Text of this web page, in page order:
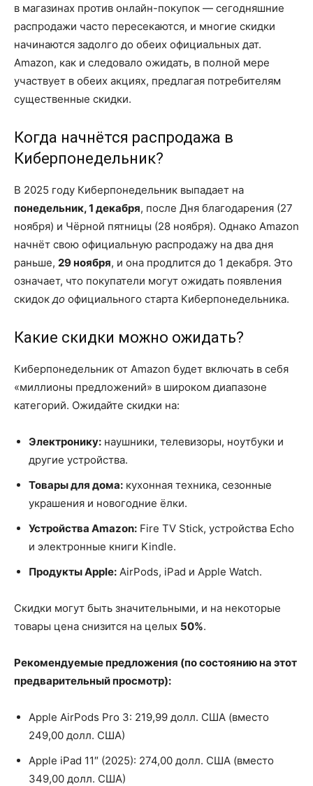
в магазинах против онлайн-покупок — сегодняшние
распродажи часто пересекаются, и многие скидки
начинаются задолго до обеих официальных дат.
Amazon, как и следовало ожидать, в полной мере
участвует в обеих акциях, предлагая потребителям
существенные скидки.
Когда начнётся распродажа в
Киберпонедельник?
В 2025 году Киберпонедельник выпадает на
понедельник, 1 декабря, после Дня благодарения (27
ноября) и Чёрной пятницы (28 ноября). Однако Amazon
начнёт свою официальную распродажу на два дня
раньше, 29 ноября, и она продлится до 1 декабря. Это
означает, что покупатели могут ожидать появления
скидок до официального старта Киберпонедельника.
Какие скидки можно ожидать?
Киберпонедельник от Amazon будет включать в себя
«миллионы предложений» в широком диапазоне
категорий. Ожидайте скидки на:
Электронику: наушники, телевизоры, ноутбуки и
другие устройства.
Товары для дома: кухонная техника, сезонные
украшения и новогодние ёлки.
Устройства Amazon: Fire TV Stick, устройства Echo
и электронные книги Kindle.
Продукты Apple: AirPods, iPad и Apple Watch.
Скидки могут быть значительными, и на некоторые
товары цена снизится на целых 50%.
Рекомендуемые предложения (по состоянию на этот
предварительный просмотр):
Apple AirPods Pro 3: 219,99 долл. США (вместо
249,00 долл. США)
Apple iPad 11″ (2025): 274,00 долл. США (вместо
349,00 долл. США)